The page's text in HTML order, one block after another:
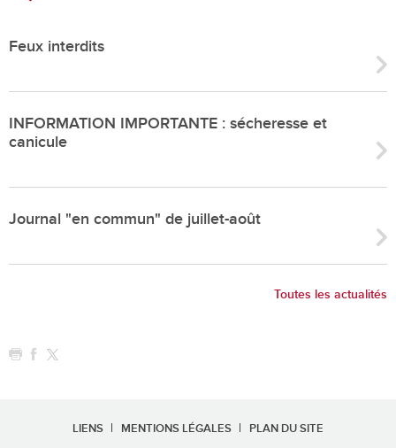
Feux interdits
INFORMATION IMPORTANTE : sécheresse et
canicule
Journal "en commun" de juillet-août
Toutes les actualités
LIENS MENTIONS LÉGALES PLAN DU SITE